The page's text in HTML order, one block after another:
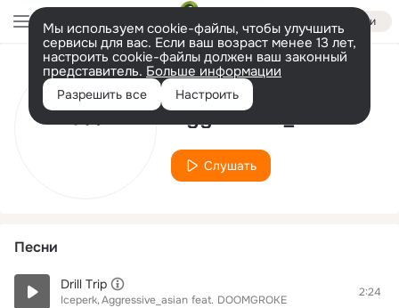
Войти
Мы используем cookie-файлы, чтобы улучшить
сервисы для вас. Если ваш возраст менее 13 лет,
настроить cookie-файлы должен ваш законный
представитель. Больше информации
Разрешить все Настроить
Исполнитель
Aggressive_asian
Слушать
Песни
Drill Trip
Iceperk Aggressive_asian feat. DOOMGROKE
2:24